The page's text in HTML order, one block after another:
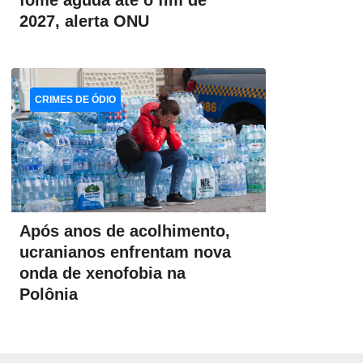
2027, alerta ONU
Após anos de acolhimento,
ucranianos enfrentam nova
onda de xenofobia na
Polônia
CRIMES DE ÓDIO